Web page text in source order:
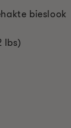
bieslook
lbs)